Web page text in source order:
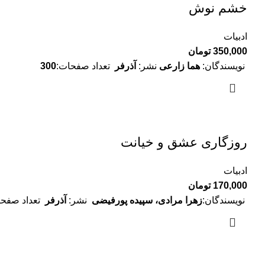
خشم نوش
ادبیات
350,000 تومان
نویسندگان: هما زارعی نشر: آذرفر تعداد صفحات:300
روزگاری عشق و خیانت
ادبیات
170,000 تومان
نویسندگان:زهرا مرادی، سپیده پورفیضی نشر: آذرفر تعداد